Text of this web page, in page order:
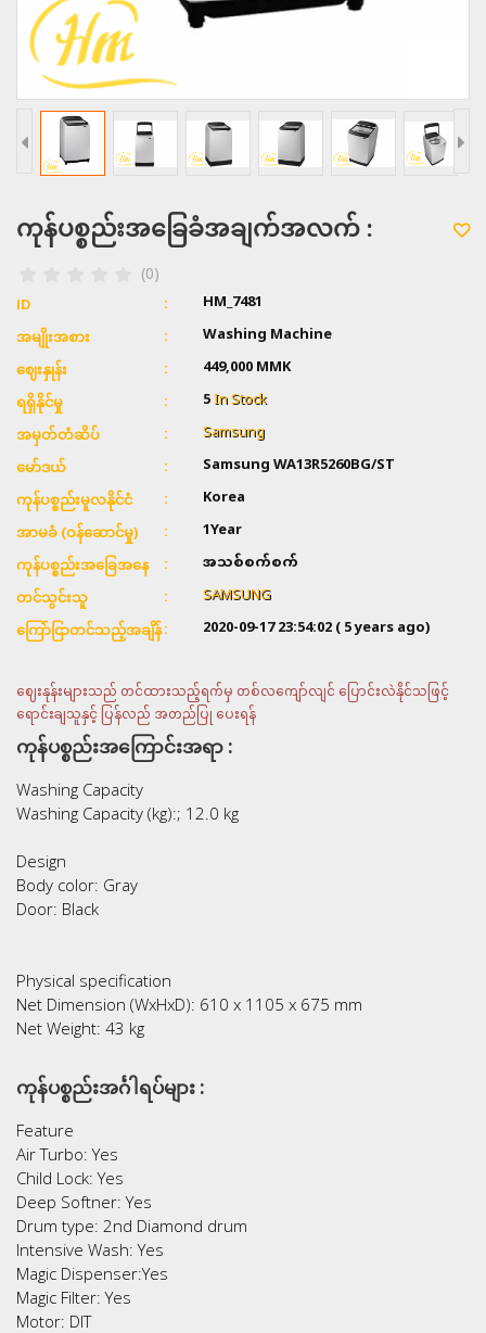
ကုန်ပစ္စည်းအခြေခံအချက်အလက် :
(0)
ID HM_7481
အမျိုးအစား Washing Machine
ဈေးနှုန်း 449,000MMK
ရရှိနိုင်မှု 5In Stock
အမှတ်တံဆိပ် Samsung
မော်ဒယ် Samsung WA13R5260BG/ST
ကုန်ပစ္စည်းမူလနိုင်ငံ Korea
အာမခံ (ဝန်ဆောင်မှု) 1Year
ကုန်ပစ္စည်းအခြေအနေ အသစ်စက်စက်
တင်သွင်းသူ SAMSUNG
ကြော်ငြာတင်သည့်အချိန် 2020-09-17 23:54:02( 5 years ago)
ဈေးနုန်းများသည် တင်ထားသည့်ရက်မှ တစ်လကျော်လျင် ပြောင်းလဲနိုင်သဖြင့်
ရောင်းချသူနှင့် ပြန်လည် အတည်ပြု ပေးရန်
ကုန်ပစ္စည်းအကြောင်းအရာ :
Washing Capacity
Washing Capacity (kg):; 12.0 kg
Design
Body color: Gray
Door: Black
Physical specification
Net Dimension (WxHxD): 610 x 1105 x 675 mm
Net Weight: 43 kg
ကုန်ပစ္စည်းအင်္ဂါရပ်များ :
Feature
Air Turbo: Yes
Child Lock: Yes
Deep Softner: Yes
Drum type: 2nd Diamond drum
Intensive Wash: Yes
Magic Dispenser:Yes
Magic Filter: Yes
Motor: DIT